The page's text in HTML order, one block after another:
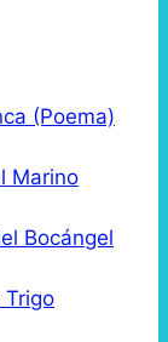
(Poema)
Marino
Bocángel
Trigo